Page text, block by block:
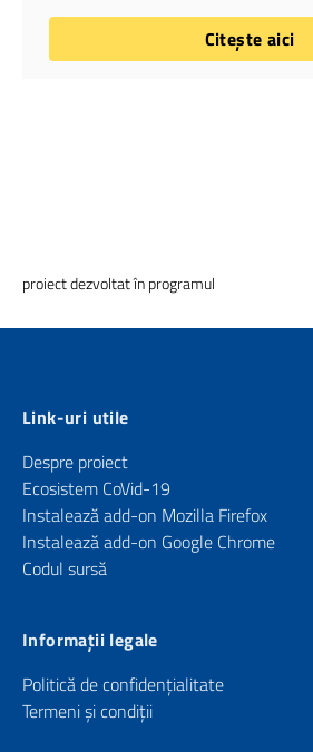
Citește aici
proiect dezvoltat în programul
Link-uri utile
Despre proiect
Ecosistem CoVid-19
Instalează add-on Mozilla Firefox
Instalează add-on Google Chrome
Codul sursă
Informații legale
Politică de confidențialitate
Termeni și condiții